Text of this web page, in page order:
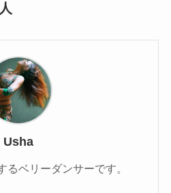
Usha
るベリーダンサーです。